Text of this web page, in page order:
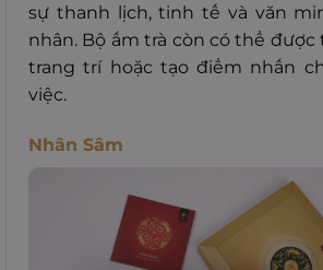
sự thanh lịch, tinh tế và văn
nhân. Bộ ấm trà còn có thể
trang trí hoặc tạo điểm nhấn
việc.
Nhân Sâm